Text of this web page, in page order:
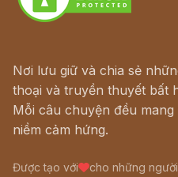
Nơi lưu giữ và chia sẻ
thoại và truyền thuyết bất
Mỗi câu chuyện đều
niềm cảm hứng.
Được tạo với cho những